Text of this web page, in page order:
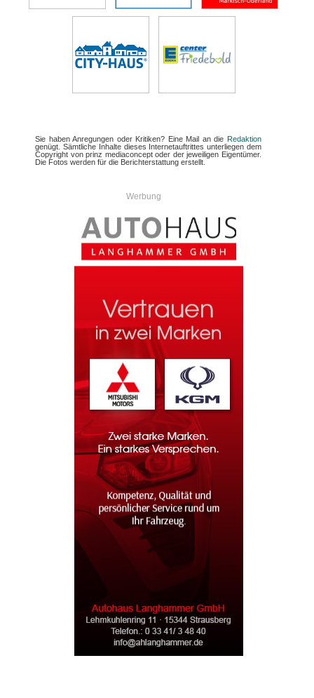
Sie haben Anregungen oder Kritiken? Eine Mail an die Redaktion
genügt. Sämtliche Inhalte dieses Internetauftrittes unterliegen dem
Copyright von prinz mediaconcept oder der jeweiligen Eigentümer.
Die Fotos werden für die Berichterstattung erstellt.
Werbung